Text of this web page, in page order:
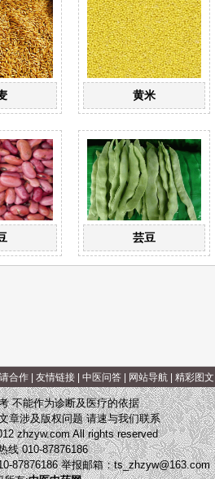
黄米
芸豆
合作| 友情链接| 中医问答| 网站导航| 精彩图文
不能作为诊断及医疗的依据
章涉及版权问题 请速与我们联系
zhzyw.com All rights reserved
线 010-87876186
87876186 举报邮箱：ts_zhzyw@163.com